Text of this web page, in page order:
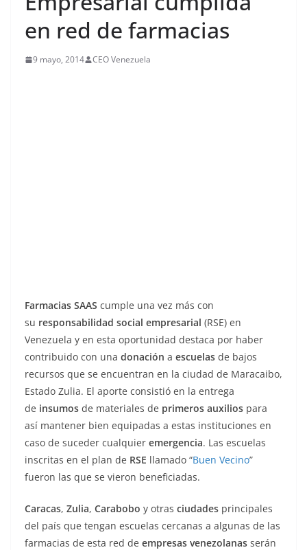
en red de farmacias
9 mayo, 2014 CEO Venezuela
Farmacias SAAS cumple una vez más con
su responsabilidad social empresarial (RSE) en
Venezuela y en esta oportunidad destaca por haber
contribuido con una donación a escuelas de bajos
recursos que se encuentran en la ciudad de Maracaibo,
Estado Zulia. El aporte consistió en la entrega
de insumos de materiales de primeros auxilios para
así mantener bien equipadas a estas instituciones en
caso de suceder cualquier emergencia. Las escuelas
inscritas en el plan de RSE llamado “Buen Vecino”
fueron las que se vieron beneficiadas.
Caracas, Zulia, Carabobo y otras ciudades principales
del país que tengan escuelas cercanas a algunas de las
farmacias de esta red de empresas venezolanas serán